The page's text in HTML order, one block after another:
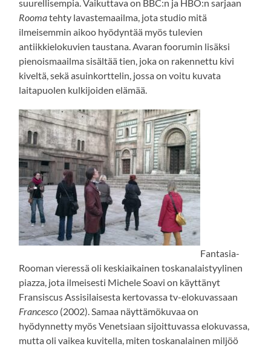
suurellisempia. Vaikuttava on BBC:n ja HBO:n sarjaan
Roomatehty lavastemaailma, jota studio mitä
ilmeisemmin aikoo hyödyntää myös tulevien
antiikkielokuvien taustana. Avaran foorumin lisäksi
pienoismaailma sisältää tien, joka on rakennettu kivi
kiveltä, sekä asuinkorttelin, jossa on voitu kuvata
laitapuolen kulkijoiden elämää.
Fantasia-
Rooman vieressä oli keskiaikainen toskanalaistyylinen
piazza, jota ilmeisesti Michele Soavi on käyttänyt
Fransiscus Assisilaisesta kertovassa tv-elokuvassaan
Francesco (2002). Samaa näyttämökuvaa on
hyödynnetty myös Venetsiaan sijoittuvassa elokuvassa,
mutta oli vaikea kuvitella, miten toskanalainen miljöö